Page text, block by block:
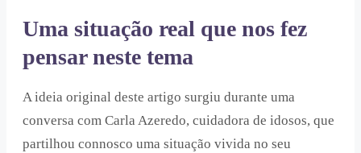
Uma situação real que nos fez
pensar neste tema
A ideia original deste artigo surgiu durante uma
conversa com Carla Azeredo, cuidadora de idosos, que
partilhou connosco uma situação vivida no seu